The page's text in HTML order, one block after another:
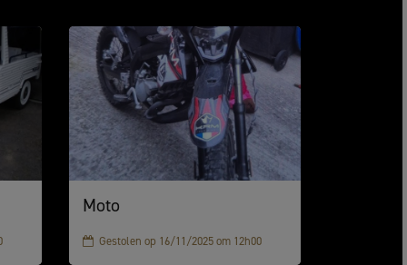
Moto
Gestolen op 16/11/2025 om 12h00